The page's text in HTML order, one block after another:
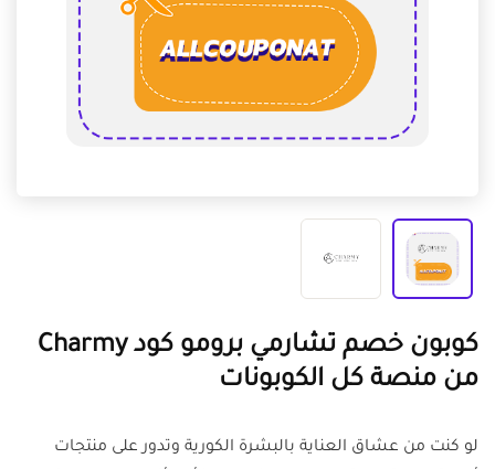
كوبون خصم تشارمي برومو كود Charmy
من منصة كل الكوبونات
لو كنت من عشاق العناية بالبشرة الكورية وتدور على منتجات